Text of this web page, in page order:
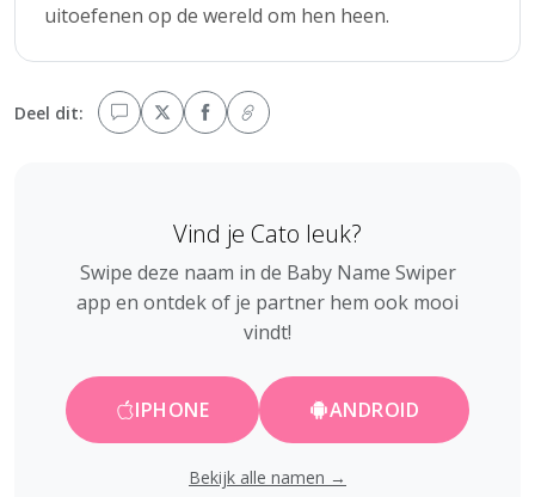
uitoefenen op de wereld om hen heen.
Deel dit:
Vind je Cato leuk?
Swipe deze naam in de Baby Name Swiper
app en ontdek of je partner hem ook mooi
vindt!
IPHONE ANDROID
Bekijk alle namen →